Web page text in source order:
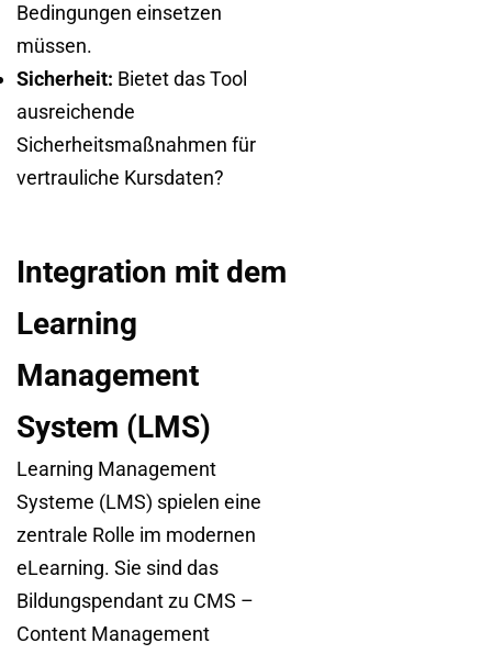
Bedingungen einsetzen
müssen.
Sicherheit: Bietet das Tool
ausreichende
Sicherheitsmaßnahmen für
vertrauliche Kursdaten?
Integration mit dem
Learning
Management
System (LMS)
Learning Management
Systeme (LMS) spielen eine
zentrale Rolle im modernen
eLearning. Sie sind das
Bildungspendant zu CMS –
Content Management